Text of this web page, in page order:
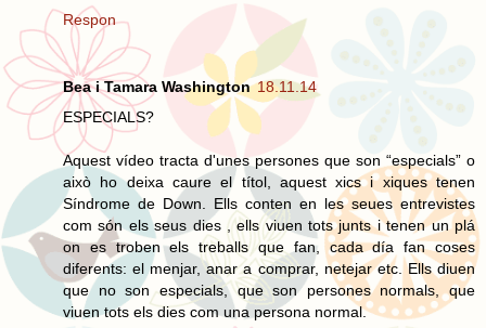
Respon
Bea i Tamara Washington 18.11.14
ESPECIALS?
Aquest vídeo tracta d'unes persones que son “especials” o
això ho deixa caure el títol, aquest xics i xiques tenen
Síndrome de Down. Ells conten en les seues entrevistes
com són els seus dies , ells viuen tots junts i tenen un plá
on es troben els treballs que fan, cada día fan coses
diferents: el menjar, anar a comprar, netejar etc. Ells diuen
que no son especials, que son persones normals, que
viuen tots els dies com una persona normal.